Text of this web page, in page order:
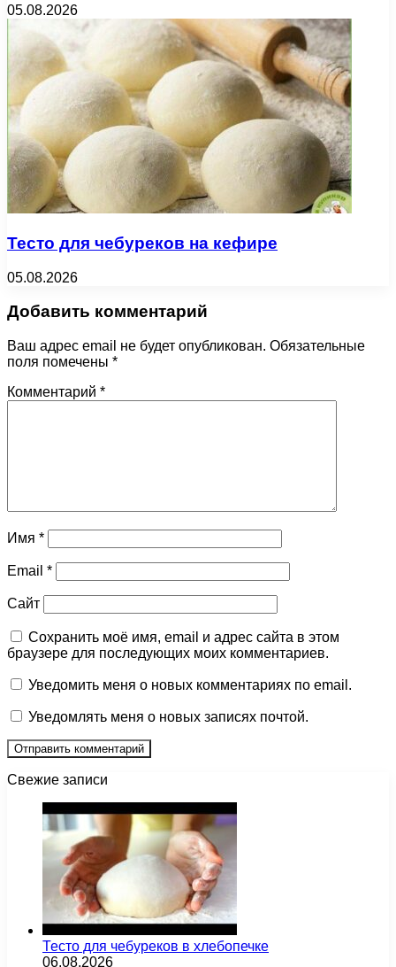
05.08.2026
Тесто для чебуреков на кефире
05.08.2026
Добавить комментарий
Ваш адрес email не будет опубликован. Обязательные
поля помечены *
Комментарий *
Имя *
Email *
Сайт
Сохранить моё имя, email и адрес сайта в этом
браузере для последующих моих комментариев.
Уведомить меня о новых комментариях по email.
Уведомлять меня о новых записях почтой.
Свежие записи
Тесто для чебуреков в хлебопечке
06.08.2026